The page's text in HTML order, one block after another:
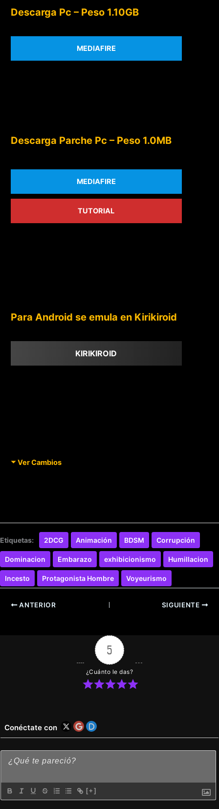
Descarga Pc – Peso 1.10GB
MEDIAFIRE
Descarga Parche Pc – Peso 1.0MB
MEDIAFIRE
TUTORIAL
Para Android se emula en Kirikiroid
KIRIKIROID
Ver Cambios
Etiquetas: 2DCG Animación BDSM Corrupción
Dominacion Embarazo exhibicionismo Humillacion
Incesto Protagonista Hombre Voyeurismo
ANTERIOR SIGUIENTE
5
¿Cuánto le das?
Conéctate con
[+]